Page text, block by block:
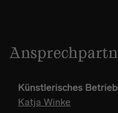
Künstlerisches
Katja Winke